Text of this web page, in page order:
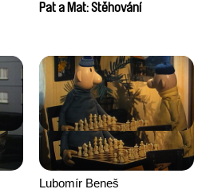
Pat a Mat: Stěhování
Lubomír Beneš